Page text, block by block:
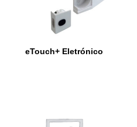
eTouch+ Eletrónico